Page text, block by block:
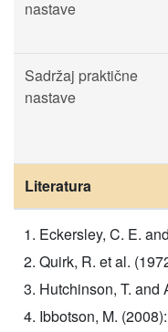
nastave
Sadržaj praktične
nastave
Literatura
Eckersley, C. E.
Quirk, R. et al.
Hutchinson, T. and
Ibbotson, M.